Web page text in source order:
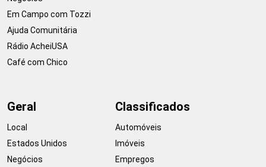
Em Campo com Tozzi
Ajuda Comunitária
Rádio AcheiUSA
Café com Chico
Geral
Local
Estados Unidos
Negócios
Classificados
Automóveis
Imóveis
Empregos